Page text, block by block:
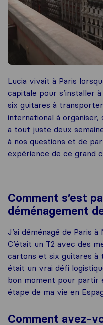
Lucia vivait à Paris
capitale pour s’installer
six guitares à
international à
a tout juste deux
à nos questions et de
expérience de ce grand
Comment s’est
déménagement
J’ai déménagé de Paris
C’était un T2 avec des
cartons et six guitares à
était un vrai défi
bon moment pour partir
étape de ma vie en
Comment avez-